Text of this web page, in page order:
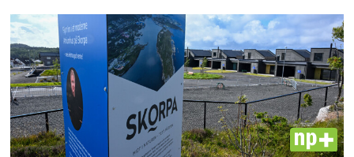
PLUS